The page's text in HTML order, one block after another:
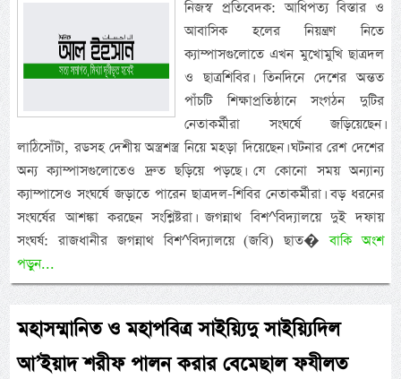
নিজস্ব প্রতিবেদক: আধিপত্য বিস্তার ও
আবাসিক হলের নিয়ন্ত্রণ নিতে
ক্যাম্পাসগুলোতে এখন মুখোমুখি ছাত্রদল
ও ছাত্রশিবির। তিনদিনে দেশের অন্তত
পাঁচটি শিক্ষাপ্রতিষ্ঠানে সংগঠন দুটির
নেতাকর্মীরা সংঘর্ষে জড়িয়েছেন।
লাঠিসোঁটা, রডসহ দেশীয় অস্ত্রশস্ত্র নিয়ে মহড়া দিয়েছেন। ঘটনার রেশ দেশের
অন্য ক্যাম্পাসগুলোতেও দ্রুত ছড়িয়ে পড়ছে। যে কোনো সময় অন্যান্য
ক্যাম্পাসেও সংঘর্ষে জড়াতে পারেন ছাত্রদল-শিবির নেতাকর্মীরা। বড় ধরনের
সংঘর্ষের আশঙ্কা করছেন সংশ্লিষ্টরা। জগন্নাথ বিশ^বিদ্যালয়ে দুই দফায়
সংঘর্ষ: রাজধানীর জগন্নাথ বিশ^বিদ্যালয়ে (জবি) ছাত�বাকি অংশ
পড়ুন...
মহাসম্মানিত ও মহাপবিত্র সাইয়্যিদু সাইয়্যিদিল
আ’ইয়াদ শরীফ পালন করার বেমেছাল ফযীলত